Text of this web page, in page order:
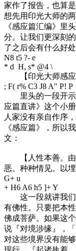
家作了报告，也算
想先用印光大师的
《感应篇汇编》里
分。让我们更深刻
了之后会有什么好
N8 t5 ?- e
* d H, s* @4 \
【印光大师感应
; F( r% C3 J8 A" P! P
里头的一段开示
应篇直讲》这个小
人家没有亲自作序
《感应篇》，所以
文：
【人性本善。由
恶。种种情见。以
G+ u
+ H6 A6 h5 ]+ Y
这一段就讲我们
有佛性。只要把本
佛成菩萨。如果这
说『对境涉缘』，
对这些境界没有能